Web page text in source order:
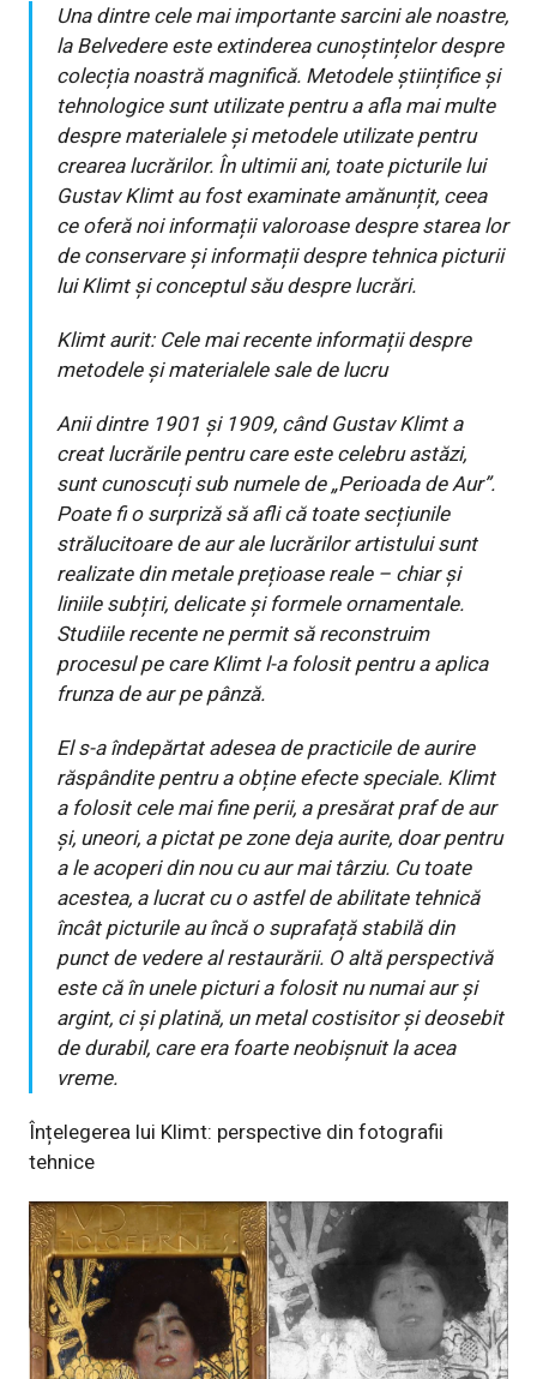
Una dintre cele mai importante sarcini ale noastre,
la Belvedere este extinderea cunoștințelor despre
colecția noastră magnifică. Metodele științifice și
tehnologice sunt utilizate pentru a afla mai multe
despre materialele și metodele utilizate pentru
crearea lucrărilor. În ultimii ani, toate picturile lui
Gustav Klimt au fost examinate amănunțit, ceea
ce oferă noi informații valoroase despre starea lor
de conservare și informații despre tehnica picturii
lui Klimt și conceptul său despre lucrări.
Klimt aurit: Cele mai recente informații despre
metodele și materialele sale de lucru
Anii dintre 1901 și 1909, când Gustav Klimt a
creat lucrările pentru care este celebru astăzi,
sunt cunoscuți sub numele de „Perioada de Aur”.
Poate fi o surpriză să afli că toate secțiunile
strălucitoare de aur ale lucrărilor artistului sunt
realizate din metale prețioase reale – chiar și
liniile subțiri, delicate și formele ornamentale.
Studiile recente ne permit să reconstruim
procesul pe care Klimt l-a folosit pentru a aplica
frunza de aur pe pânză.
El s-a îndepărtat adesea de practicile de aurire
răspândite pentru a obține efecte speciale. Klimt
a folosit cele mai fine perii, a presărat praf de aur
și, uneori, a pictat pe zone deja aurite, doar pentru
a le acoperi din nou cu aur mai târziu. Cu toate
acestea, a lucrat cu o astfel de abilitate tehnică
încât picturile au încă o suprafață stabilă din
punct de vedere al restaurării. O altă perspectivă
este că în unele picturi a folosit nu numai aur și
argint, ci și platină, un metal costisitor și deosebit
de durabil, care era foarte neobișnuit la acea
vreme.
Înțelegerea lui Klimt: perspective din fotografii
tehnice